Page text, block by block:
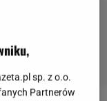
sp. z o.o.
Partnerów